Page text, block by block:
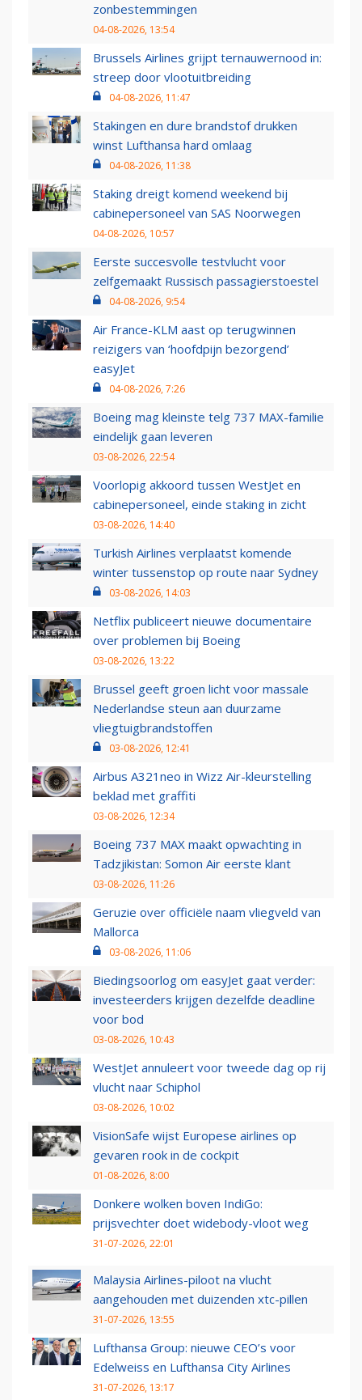
zonbestemmingen
04-08-2026, 13:54
Brussels Airlines grijpt ternauwernood in:
streep door vlootuitbreiding
04-08-2026, 11:47
Stakingen en dure brandstof drukken
winst Lufthansa hard omlaag
04-08-2026, 11:38
Staking dreigt komend weekend bij
cabinepersoneel van SAS Noorwegen
04-08-2026, 10:57
Eerste succesvolle testvlucht voor
zelfgemaakt Russisch passagierstoestel
04-08-2026, 9:54
Air France-KLM aast op terugwinnen
reizigers van ‘hoofdpijn bezorgend’
easyJet
04-08-2026, 7:26
Boeing mag kleinste telg 737 MAX-familie
eindelijk gaan leveren
03-08-2026, 22:54
Voorlopig akkoord tussen WestJet en
cabinepersoneel, einde staking in zicht
03-08-2026, 14:40
Turkish Airlines verplaatst komende
winter tussenstop op route naar Sydney
03-08-2026, 14:03
Netflix publiceert nieuwe documentaire
over problemen bij Boeing
03-08-2026, 13:22
Brussel geeft groen licht voor massale
Nederlandse steun aan duurzame
vliegtuigbrandstoffen
03-08-2026, 12:41
Airbus A321neo in Wizz Air-kleurstelling
beklad met graffiti
03-08-2026, 12:34
Boeing 737 MAX maakt opwachting in
Tadzjikistan: Somon Air eerste klant
03-08-2026, 11:26
Geruzie over officiële naam vliegveld van
Mallorca
03-08-2026, 11:06
Biedingsoorlog om easyJet gaat verder:
investeerders krijgen dezelfde deadline
voor bod
03-08-2026, 10:43
WestJet annuleert voor tweede dag op rij
vlucht naar Schiphol
03-08-2026, 10:02
VisionSafe wijst Europese airlines op
gevaren rook in de cockpit
01-08-2026, 8:00
Donkere wolken boven IndiGo:
prijsvechter doet widebody-vloot weg
31-07-2026, 22:01
Malaysia Airlines-piloot na vlucht
aangehouden met duizenden xtc-pillen
31-07-2026, 13:55
Lufthansa Group: nieuwe CEO’s voor
Edelweiss en Lufthansa City Airlines
31-07-2026, 13:17